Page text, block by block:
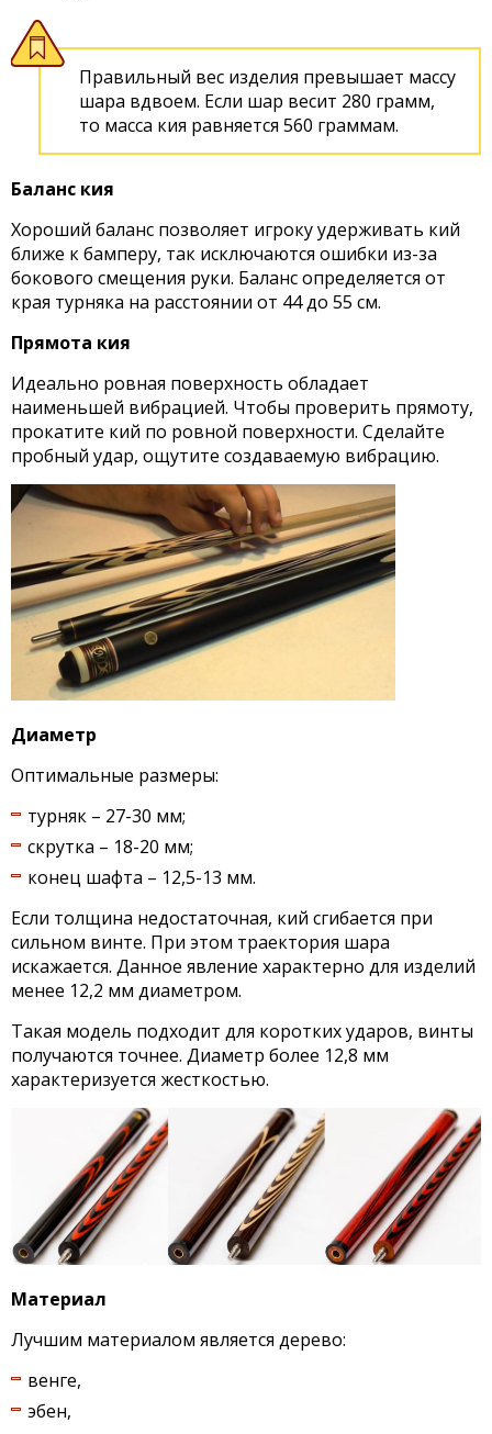
Правильный вес изделия превышает массу
шара вдвоем. Если шар весит 280 грамм,
то масса кия равняется 560 граммам.
Баланс кия
Хороший баланс позволяет игроку удерживать кий
ближе к бамперу, так исключаются ошибки из-за
бокового смещения руки. Баланс определяется от
края турняка на расстоянии от 44 до 55 см.
Прямота кия
Идеально ровная поверхность обладает
наименьшей вибрацией. Чтобы проверить прямоту,
прокатите кий по ровной поверхности. Сделайте
пробный удар, ощутите создаваемую вибрацию.
Диаметр
Оптимальные размеры:
турняк – 27-30 мм;
скрутка – 18-20 мм;
конец шафта – 12,5-13 мм.
Если толщина недостаточная, кий сгибается при
сильном винте. При этом траектория шара
искажается. Данное явление характерно для изделий
менее 12,2 мм диаметром.
Такая модель подходит для коротких ударов, винты
получаются точнее. Диаметр более 12,8 мм
характеризуется жесткостью.
Материал
Лучшим материалом является дерево:
венге,
эбен,